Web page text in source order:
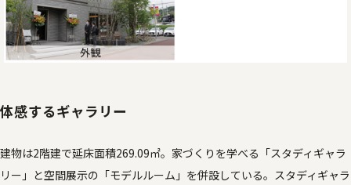
体感するギャラリー
建物は2階建で延床面積269.09㎡。家づくりを学べる「スタディギャラ
リー」と空間展示の「モデルルーム」を併設している。スタディギャラ